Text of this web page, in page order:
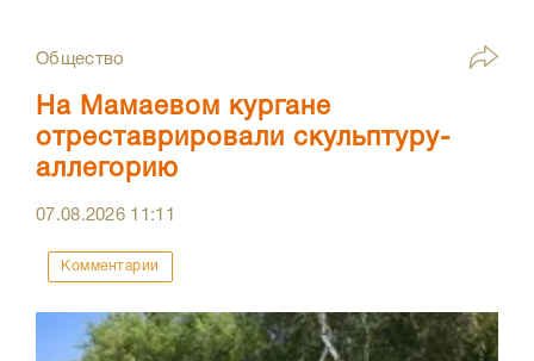
Общество
На Мамаевом кургане
отреставрировали скульптуру-
аллегорию
07.08.2026 11:11
Комментарии